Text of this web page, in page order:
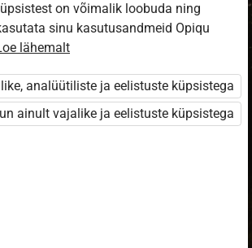
Opiqusse
kuidas end tuvastada
Stuudium
HarID
on võimalik loobuda ning
sinu kasutusandmeid Opiqu
lähemalt
analüütiliste ja eelistuste küpsistega
ainult vajalike ja eelistuste küpsistega